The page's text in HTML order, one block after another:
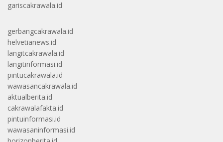
gariscakrawala.id
gerbangcakrawala.id
helvetianews.id
langitcakrawala.id
langitinformasi.id
pintucakrawala.id
wawasancakrawala.id
aktualberita.id
cakrawalafakta.id
pintuinformasi.id
wawasaninformasi.id